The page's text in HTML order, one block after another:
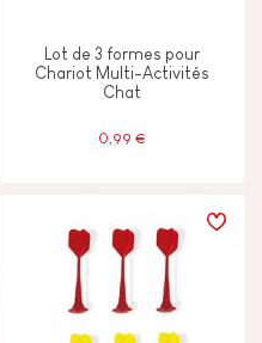
Lot de 3 formes pour
Chariot Multi-Activités
Chat
0,99 €